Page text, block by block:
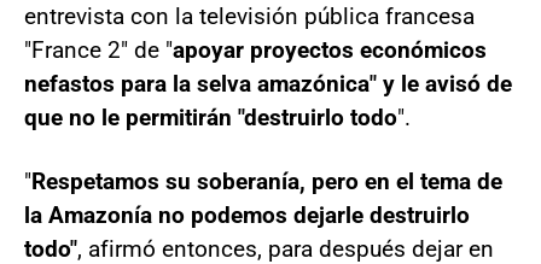
entrevista con la televisión pública francesa
"France 2" de "apoyar proyectos económicos
nefastos para la selva amazónica" y le avisó de
que no le permitirán "destruirlo todo".
"Respetamos su soberanía, pero en el tema de
la Amazonía no podemos dejarle destruirlo
todo", afirmó entonces, para después dejar en